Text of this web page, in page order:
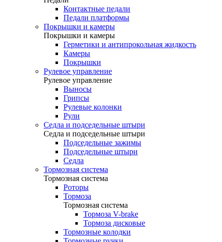
Контактные педали
Педали платформы
Покрышки и камеры
Покрышки и камеры
Герметики и антипрокольная жидкость
Камеры
Покрышки
Рулевое управление
Рулевое управление
Выносы
Грипсы
Рулевые колонки
Рули
Седла и подседельные штыри
Седла и подседельные штыри
Подседельные зажимы
Подседельные штыри
Седла
Тормозная система
Тормозная система
Роторы
Тормоза
Тормозная система
Тормоза V-brake
Тормоза дисковые
Тормозные колодки